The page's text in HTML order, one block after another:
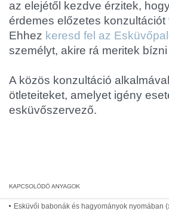
az elejétől kezdve érzitek,
érdemes előzetes
Ehhez keresd fel az
személyt, akire rá meritek
A közös konzultáció
ötleteiteket, amelyet igény
esküvőszervező.
Esküvői babonák és hagyományok nyomában